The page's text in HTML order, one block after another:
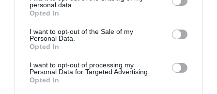
grant or deny consent to Google and its third-party tags to
use your data for below specified purposes in below Google
consent section.
personal data.
Opted In
I want to opt-out of the Sale of my
Personal Data.
Opted In
I want to opt-out of processing my
Personal Data for Targeted Advertising.
Opted In
05.08.2026
Coca-Cola HBC: Aύξηση 7,5% του όγκου